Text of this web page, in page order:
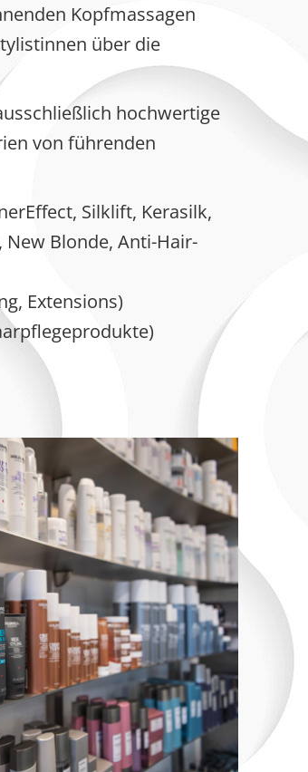
Kopfmassagen
über die
hochwertige
von führenden
Silklift, Kerasilk,
New Blonde, Anti-Hair-
Extensions)